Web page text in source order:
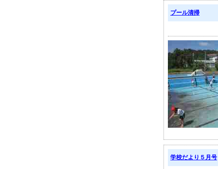
プール清掃
学校だより５月号